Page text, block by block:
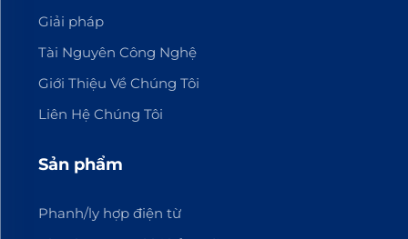
Giải pháp
Tài Nguyên Công Nghệ
Giới Thiệu Về Chúng Tôi
Liên Hệ Chúng Tôi
Sản phẩm
Phanh/ly hợp điện từ